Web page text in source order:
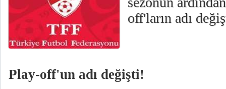
off'ların adı
Play-off'un adı değişti!